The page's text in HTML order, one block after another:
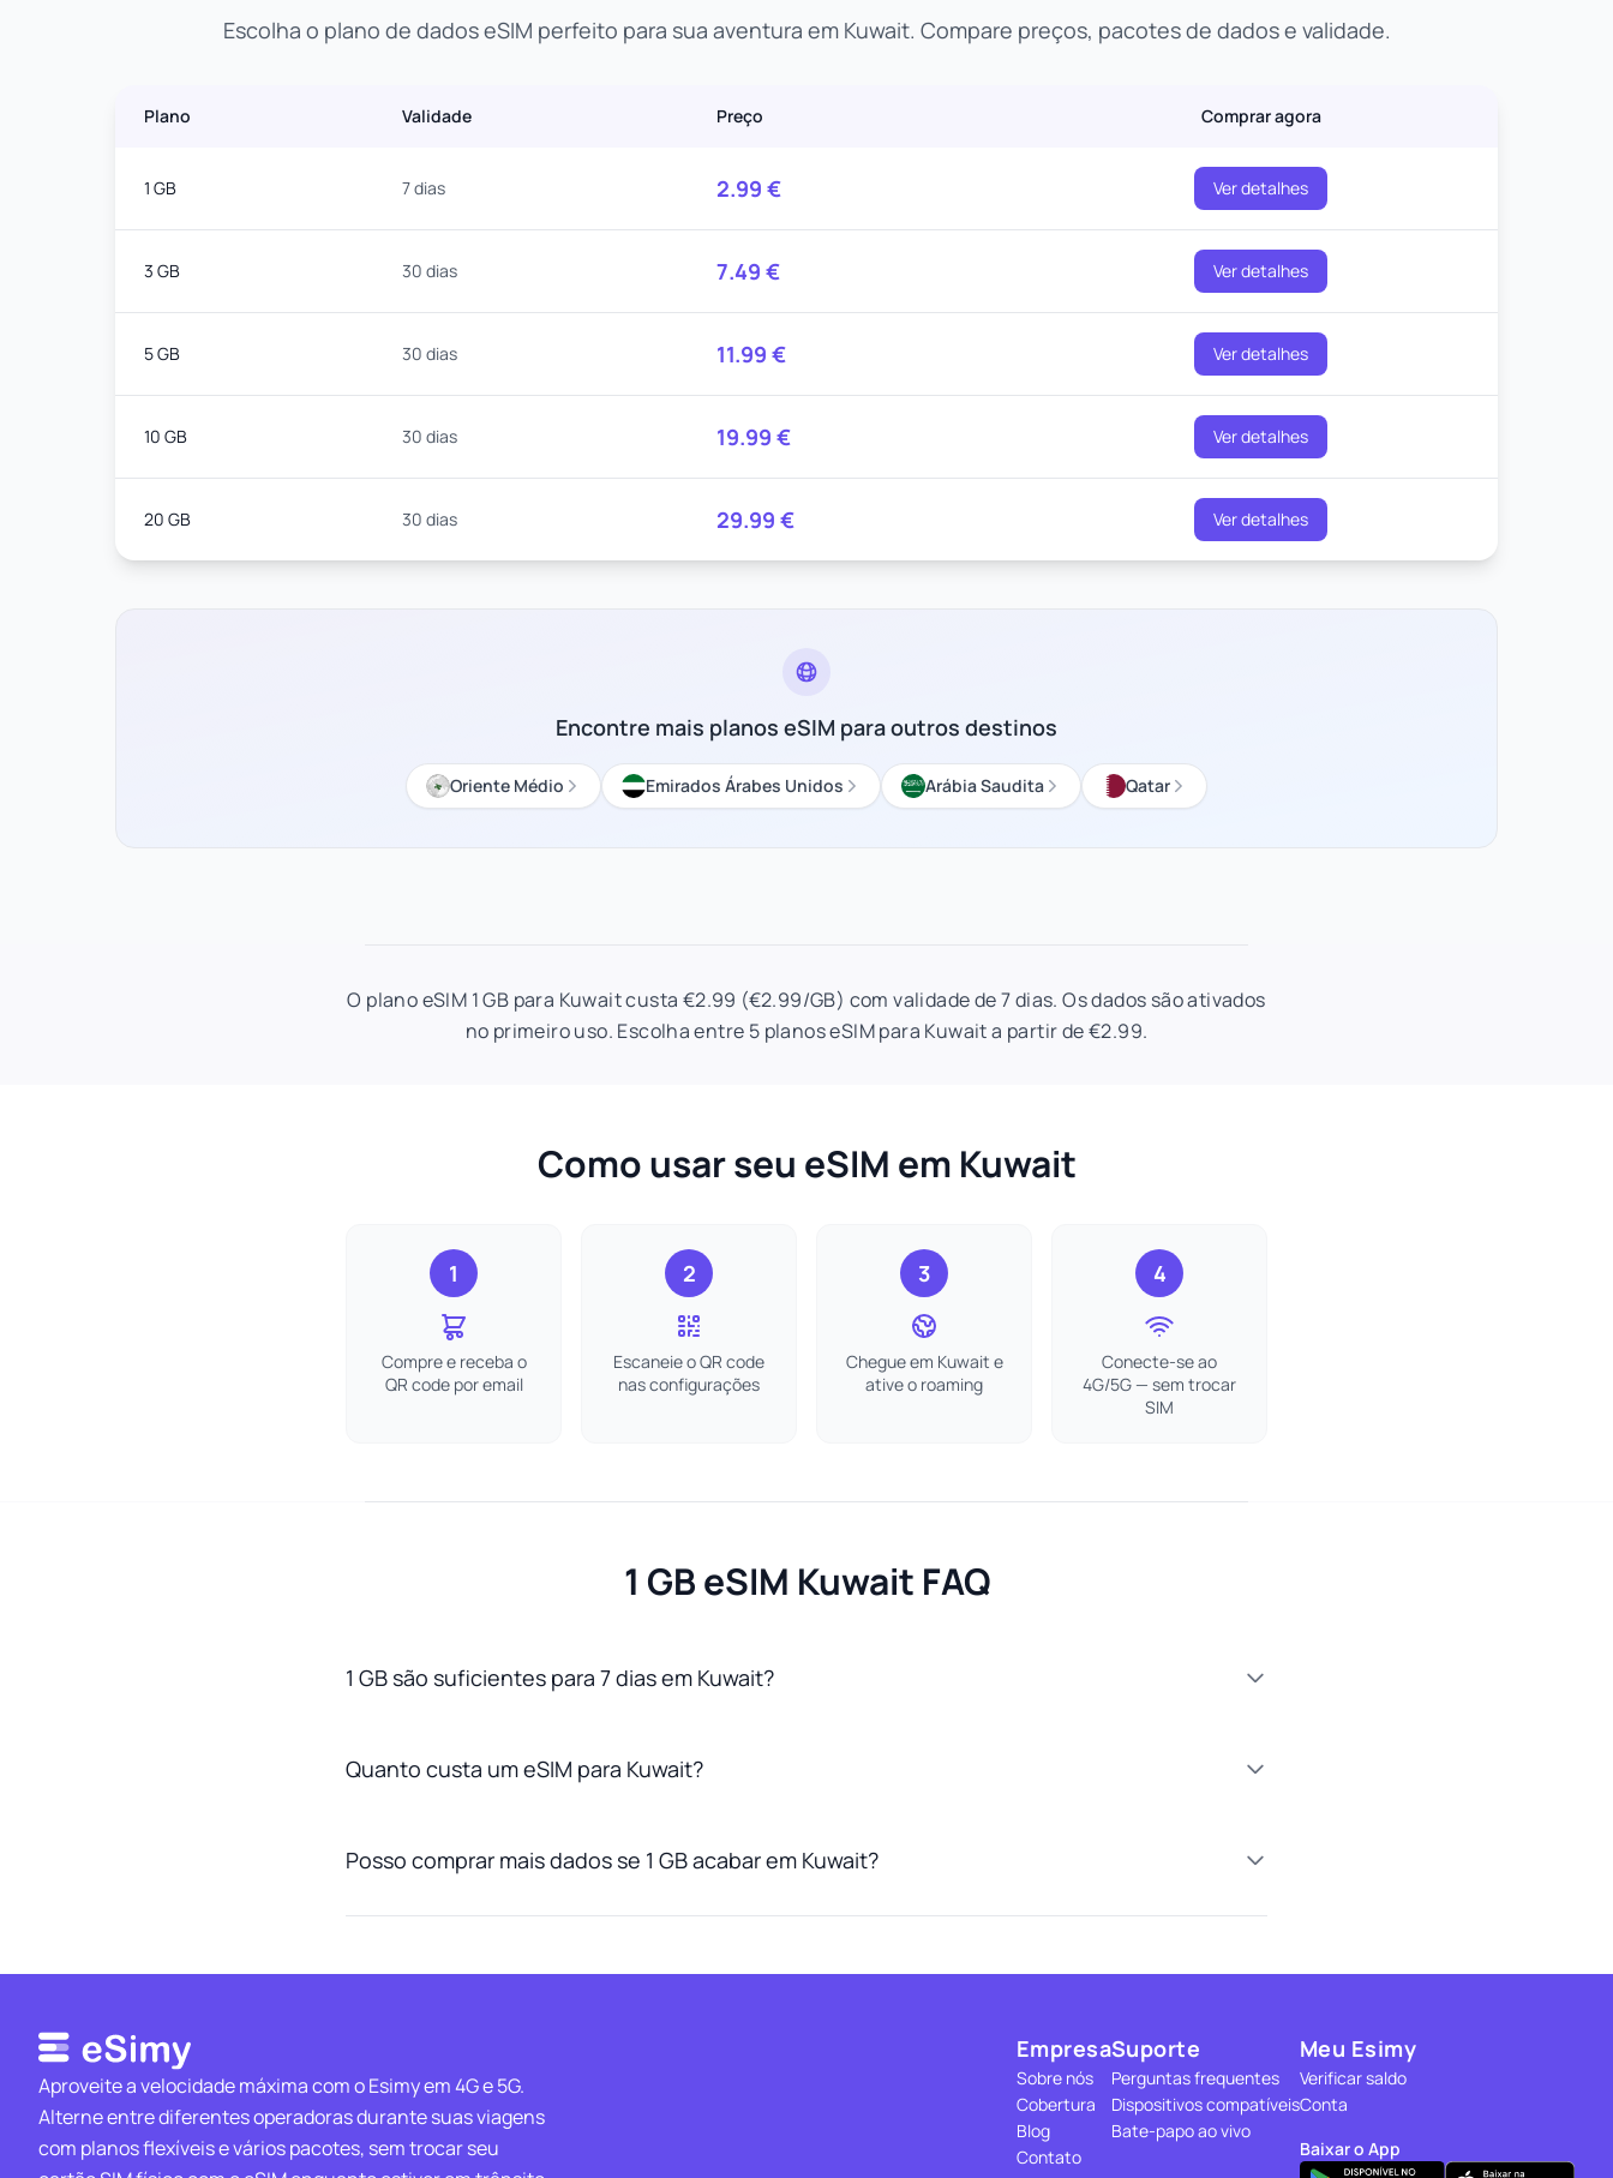
Escolha o plano de dados eSIM perfeito para sua aventura em Kuwait. Compare preços, pacotes de dados e validade.
Plano Validade Preço Comprar agora
1 GB 7 dias 2.99 € Ver detalhes
3 GB 30 dias 7.49 € Ver detalhes
5 GB 30 dias 11.99 € Ver detalhes
10 GB 30 dias 19.99 € Ver detalhes
20 GB 30 dias 29.99 € Ver detalhes
Encontre mais planos eSIM para outros destinos
Oriente Médio Emirados Árabes Unidos Arábia Saudita Qatar
O plano eSIM 1 GB para Kuwait custa €2.99 (€2.99/GB) com validade de 7 dias. Os dados são ativados
no primeiro uso. Escolha entre 5 planos eSIM para Kuwait a partir de €2.99.
Como usar seu eSIM em Kuwait
1
Compre e receba o
QR code por email
2
Escaneie o QR code
nas configurações
3
Chegue em Kuwait e
ative o roaming
4
Conecte-se ao
4G/5G — sem trocar
SIM
1 GB eSIM Kuwait FAQ
1 GB são suficientes para 7 dias em Kuwait?
Quanto custa um eSIM para Kuwait?
Posso comprar mais dados se 1 GB acabar em Kuwait?
Aproveite a velocidade máxima com o Esimy em 4G e 5G.
Alterne entre diferentes operadoras durante suas viagens
com planos flexíveis e vários pacotes, sem trocar seu
Empresa
Sobre nós
Cobertura
Blog
Contato
Suporte
Perguntas frequentes
Dispositivos compatíveis
Bate-papo ao vivo
Meu Esimy
Verificar saldo
Conta
Baixar o App